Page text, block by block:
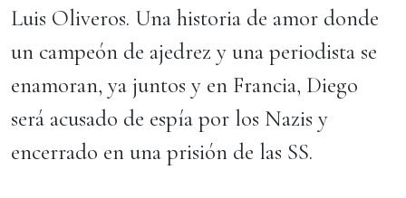
Luis Oliveros. Una historia de amor donde
un campeón de ajedrez y una periodista se
enamoran, ya juntos y en Francia, Diego
será acusado de espía por los Nazis y
encerrado en una prisión de las SS.